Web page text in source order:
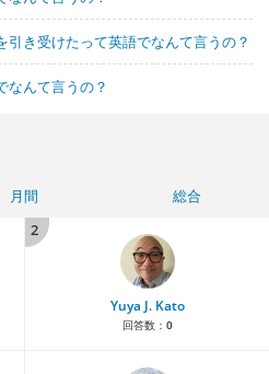
き受けたって英語でなんて言うの？
なんて言うの？
月間
総合
2
Yuya J. Kato
回答数： 0